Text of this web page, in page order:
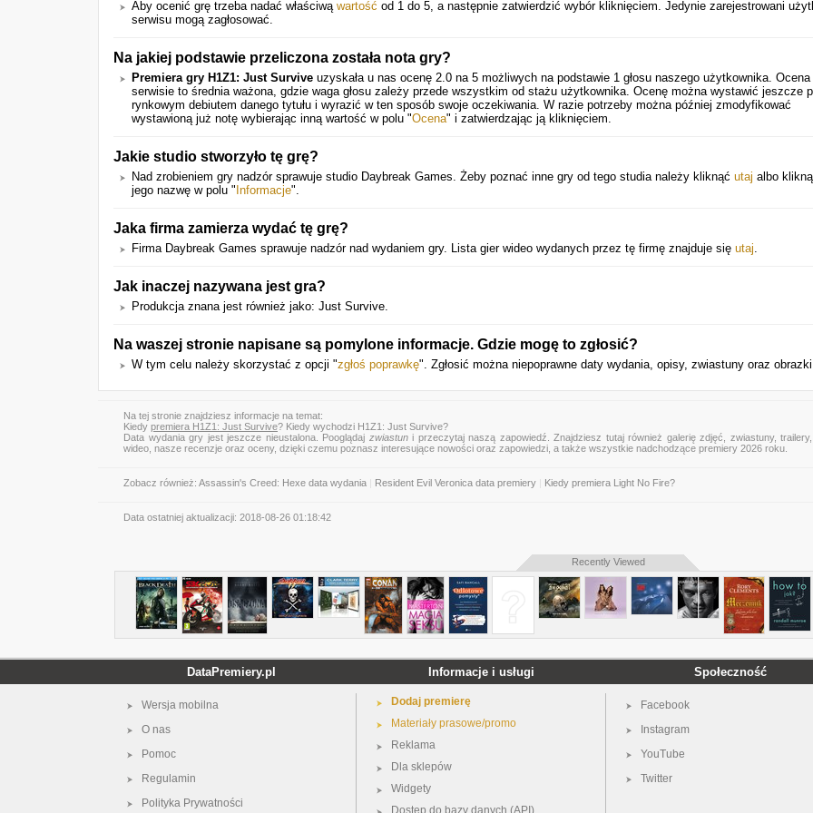
Aby ocenić grę trzeba nadać właściwą wartość od 1 do 5, a następnie zatwierdzić wybór kliknięciem. Jedynie zarejestrowani
serwisu mogą zagłosować.
Na jakiej podstawie przeliczona została nota gry?
Premiera gry H1Z1: Just Survive uzyskała u nas ocenę 2.0 na 5 możliwych na podstawie 1 głosu naszego użytkownika. Ocena
serwisie to średnia ważona, gdzie waga głosu zależy przede wszystkim od stażu użytkownika. Ocenę można wystawić jeszcze
rynkowym debiutem danego tytułu i wyrazić w ten sposób swoje oczekiwania. W razie potrzeby można później zmodyfikować
wystawioną już notę wybierając inną wartość w polu "Ocena" i zatwierdzając ją kliknięciem.
Jakie studio stworzyło tę grę?
Nad zrobieniem gry nadzór sprawuje studio Daybreak Games. Żeby poznać inne gry od tego studia należy kliknąć utaj albo
jego nazwę w polu " Informacje".
Jaka firma zamierza wydać tę grę?
Firma Daybreak Games sprawuje nadzór nad wydaniem gry. Lista gier wideo wydanych przez tę firmę znajduje się utaj.
Jak inaczej nazywana jest gra?
Produkcja znana jest również jako: Just Survive.
Na waszej stronie napisane są pomylone informacje. Gdzie mogę to zgłosić?
W tym celu należy skorzystać z opcji "zgłoś poprawkę". Zgłosić można niepoprawne daty wydania, opisy, zwiastuny oraz
Na tej stronie znajdziesz informacje na temat:
Kiedy premiera H1Z1: Just Survive? Kiedy wychodzi H1Z1: Just Survive?
Data wydania gry jest jeszcze nieustalona. Pooglądaj zwiastuni przeczytaj naszą zapowiedź. Znajdziesz tutaj również galerię zdjęć, zwiastuny,
wideo, nasze recenzje oraz oceny, dzięki czemu poznasz interesujące nowości oraz zapowiedzi, a także wszystkie nadchodzące premiery 2026 roku.
Zobacz również: Assassin's Creed: Hexe data wydania Resident Evil Veronica data premiery Kiedy premiera Light No Fire?
Data ostatniej aktualizacji: 2018-08-26 01:18:42
Recently Viewed
DataPremiery.pl
Wersja mobilna
O nas
Pomoc
Regulamin
Polityka Prywatności
Informacje i usługi
Dodaj premierę
Materiały prasowe/promo
Reklama
Dla sklepów
Widgety
Dostęp do bazy danych (API)
Społeczność
Facebook
Instagram
YouTube
Twitter